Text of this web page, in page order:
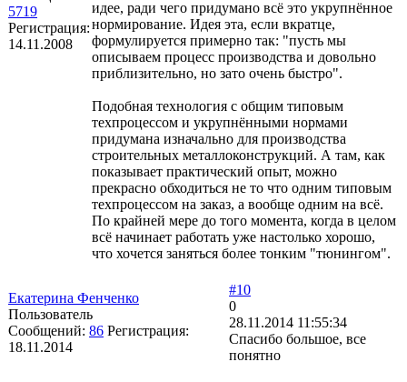
5719
Регистрация:
14.11.2008
идее, ради чего придумано всё это укрупнённое
нормирование. Идея эта, если вкратце,
формулируется примерно так: "пусть мы
описываем процесс производства и довольно
приблизительно, но зато очень быстро".
Подобная технология с общим типовым
техпроцессом и укрупнёнными нормами
придумана изначально для производства
строительных металлоконструкций. А там, как
показывает практический опыт, можно
прекрасно обходиться не то что одним типовым
техпроцессом на заказ, а вообще одним на всё.
По крайней мере до того момента, когда в целом
всё начинает работать уже настолько хорошо,
что хочется заняться более тонким "тюнингом".
Екатерина Фенченко
Пользователь
Сообщений: 86 Регистрация:
18.11.2014
#10
0
28.11.2014 11:55:34
Спасибо большое, все
понятно